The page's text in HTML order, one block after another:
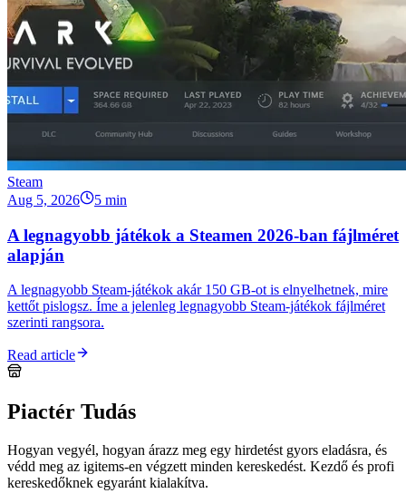
Steam
Aug 5, 2026
5 min
A legnagyobb játékok a Steamen 2026-ban fájlméret
alapján
A legnagyobb Steam-játékok akár 150 GB-ot is elnyelhetnek, mire
kettőt pislogsz. Íme a jelenleg legnagyobb Steam-játékok fájlméret
szerinti rangsora.
Read article
Piactér Tudás
Hogyan vegyél, hogyan árazz meg egy hirdetést gyors eladásra, és
védd meg az igitems-en végzett minden kereskedést. Kezdő és profi
kereskedőknek egyaránt kialakítva.